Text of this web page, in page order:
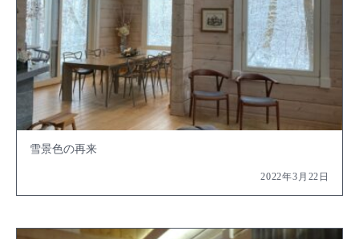
雪景色の再来
2022年3月22日